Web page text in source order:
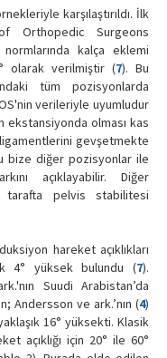
karşılaştırıldı. İlk
Orthopedic Surgeons
normlarında kalça eklemi
olarak verilmiştir (7). Bu
tüm pozisyonlarda
verileriyle uyumludur
ekstansiyonda olması kas
gevşetmekte
bize diğer pozisyonlar ile
açıklayabilir. Diğer
tarafta pelvis stabilitesi
hareket açıklıkları
4° yüksek bulundu (7).
Suudi Arabistan’da
Andersson ve ark.’nın (4)
16° yüksekti. Klasik
açıklığı için 20° ile 60°